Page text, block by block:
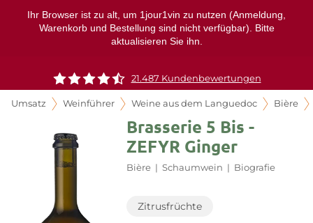
Ihr Browser ist zu alt, um 1jour1vin zu nutzen (Anmeldung,
Warenkorb und Bestellung sind nicht verfügbar). Bitte
aktualisieren Sie ihn.
21.487 Kundenbewertungen
Umsatz Weinführer Weine aus dem Languedoc Bière
Brasserie 5 Bis -
ZEFYR Ginger
Bière | Schaumwein | Biografie
Zitrusfrüchte